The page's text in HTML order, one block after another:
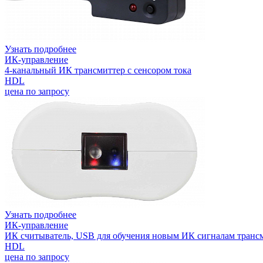
Узнать подробнее
ИК-управление
4-канальный ИК трансмиттер с сенсором тока
HDL
цена по запросу
Узнать подробнее
ИК-управление
ИК считыватель, USB для обучения новым ИК сигналам
HDL
цена по запросу